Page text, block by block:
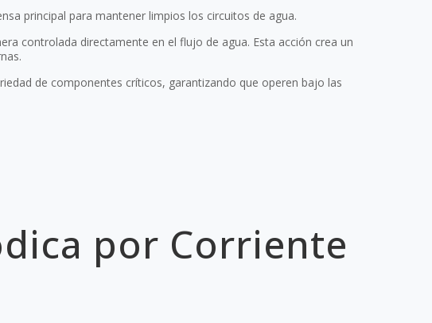
principal para mantener limpios los circuitos de agua.
controlada directamente en el flujo de agua. Esta acción crea un
de componentes críticos, garantizando que operen bajo las
por Corriente